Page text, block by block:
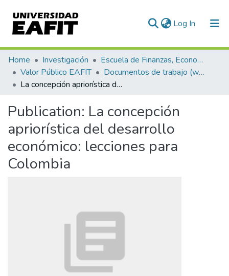
Log In (current)
Communities & Collections
All of DSpace
Home Investigación
Escuela de Finanzas, Economía y Gobierno
Valor Público EAFIT
Documentos de trabajo (working papers)
La concepción apriorística del desarrollo económico: lecciones para Colombia
Publication: La concepción
apriorística del desarrollo
económico: lecciones para
Colombia